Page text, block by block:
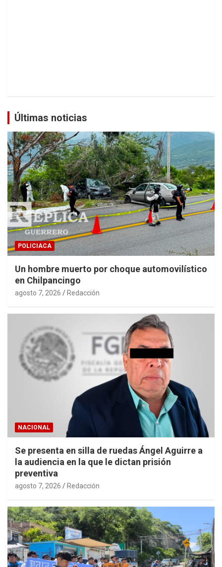
Últimas noticias
POLICIACA
Un hombre muerto por choque automovilístico
en Chilpancingo
agosto 7, 2026 Redacción
NACIONAL
Se presenta en silla de ruedas Ángel Aguirre a
la audiencia en la que le dictan prisión
preventiva
agosto 7, 2026 Redacción